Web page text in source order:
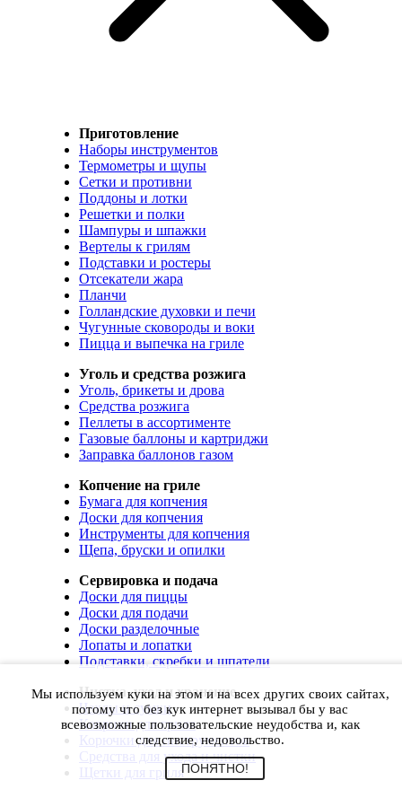
Приготовление
Наборы инструментов
Термометры и щупы
Сетки и противни
Поддоны и лотки
Решетки и полки
Шампуры и шпажки
Вертелы к грилям
Подставки и ростеры
Отсекатели жара
Планчи
Голландские духовки и печи
Чугунные сковороды и воки
Пицца и выпечка на гриле
Уголь и средства розжига
Уголь, брикеты и дрова
Средства розжига
Пеллеты в ассортименте
Газовые баллоны и картриджи
Заправка баллонов газом
Копчение на гриле
Бумага для копчения
Доски для копчения
Инструменты для копчения
Щепа, бруски и опилки
Сервировка и подача
Доски для пиццы
Доски для подачи
Доски разделочные
Лопаты и лопатки
Подставки, скребки и шпатели
Чистка, уход и хранение
Чехлы и сумки
Коврики для гриля
Корючки для инструментов
Средства для ухода и чистки
Щетки для гриля
Мы используем куки на этом и на всех других своих сайтах,
потому что без кук интернет вызывал бы у вас
всевозможные пользовательские неудобства и, как
следствие, недовольство.
ПОНЯТНО!